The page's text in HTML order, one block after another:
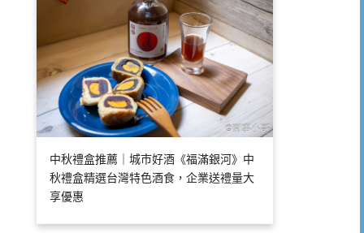
中秋禮盒推薦｜城市好酒《福滿銀河》中
秋禮盒精選台灣特色酒食，企業送禮量大
享優惠